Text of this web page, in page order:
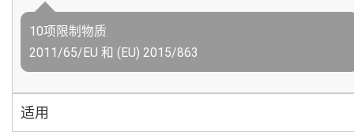
10项限制物质
2011/65/EU 和 (EU) 2015/863
适用